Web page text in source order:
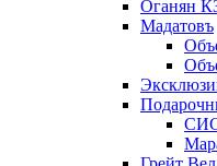
Оганян
Мадатовъ